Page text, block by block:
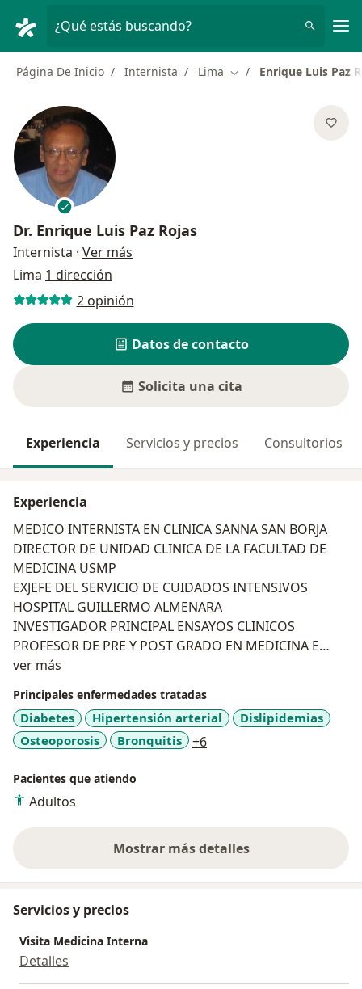
¿Qué estás buscando?
Página De Inicio Internista Lima Cambiar de ciudad
Enrique Luis Paz
Dr. Enrique Luis Paz Rojas
Internista · Ver más
Lima 1 dirección
2 opinión
Datos de contacto
Solicita una cita
Experiencia Servicios y precios Consultorios
Experiencia
MEDICO INTERNISTA EN CLINICA SANNA SAN BORJA
DIRECTOR DE UNIDAD CLINICA DE LA FACULTAD DE
MEDICINA USMP
EXJEFE DEL SERVICIO DE CUIDADOS INTENSIVOS
HOSPITAL GUILLERMO ALMENARA
INVESTIGADOR PRINCIPAL ENSAYOS CLINICOS
PROFESOR DE PRE Y POST GRADO EN MEDICINA E
INTENSIVOS
SINAI EEUU Y UNIVERSIDAD DE BUENOS AIRES.
CONFERENCISTA NACIONAL E INTERNACIONAL EN
CONGRESOS
LIBROS DE LA ESPECIALIDAD
ver más
Principales enfermedades tratadas
Diabetes Hipertensión arterial
Dislipidemias
Osteoporosis
Bronquitis +6a11y_sr_more_diseases
Pacientes que atiendo
Adultos
Mostrar más detalles
sobre la experiencia
Servicios y precios
Visita Medicina Interna
Detalles